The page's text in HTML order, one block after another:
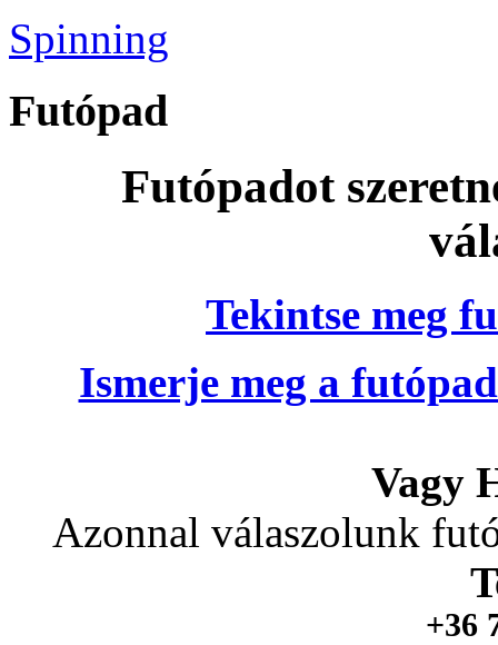
Spinning
Futópad
Futópadot
Tekintse meg
Ismerje meg a
Vagy
Azonnal válaszolunk
+36